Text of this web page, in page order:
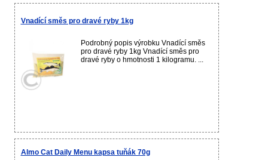
Vnadící směs pro dravé ryby 1kg
Podrobný popis výrobku Vnadící směs
pro dravé ryby 1kg Vnadící směs pro
dravé ryby o hmotnosti 1 kilogramu. ...
Almo Cat Daily Menu kapsa tuňák 70g